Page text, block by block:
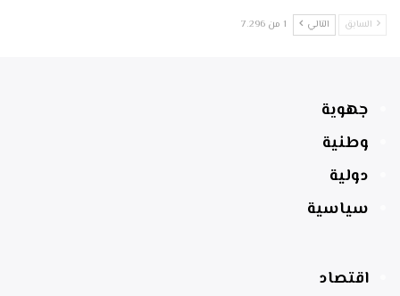
السابق التالي 1 من 7٬296
جهوية
وطنية
دولية
سياسية
اقتصاد